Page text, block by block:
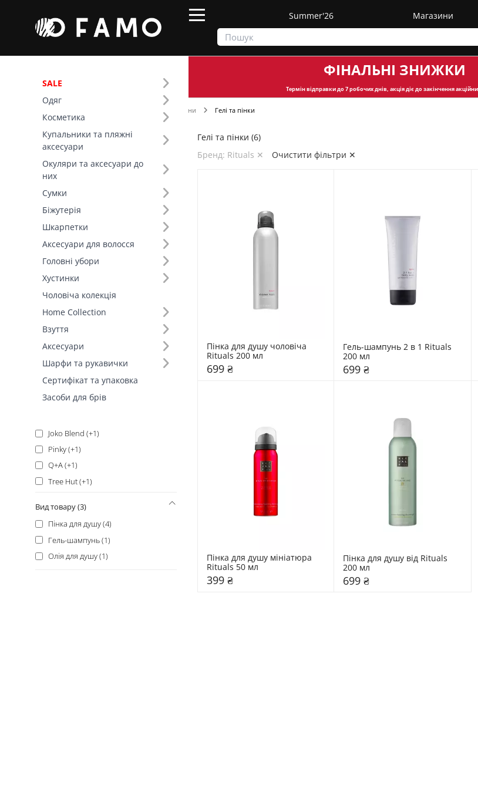
Summer'26 Магазини
SALE
Одяг
Косметика
Купальники та пляжні
аксесуари
Окуляри та аксесуари до
них
Сумки
Біжутерія
Шкарпетки
Аксесуари для волосся
Головні убори
Хустинки
Чоловіча колекція
Home Collection
Взуття
Аксесуари
Шарфи та рукавички
Сертифікат та упаковка
Засоби для брів
ФІНАЛЬНІ ЗНИЖКИ
Термін відправкидо 7 робочих днів, акція діє до закінчення
Для душу та ванни Гелі та пінки
Фільтр
Ціна
Розмір (1)
200 мл (2)
Бренд (14)
Rituals (6)
TINK (+2)
Acnemy (+1)
Bath & Body Works (+1)
Cottage (+1)
ELEMIS (+1)
Joko Blend (+1)
Pinky (+1)
Q+A (+1)
Tree Hut (+1)
Вид товару (3)
Пінка для душу (4)
Гель-шампунь (1)
Олія для душу (1)
Гелі та пінки (6)
Бренд: Rituals ✕
Очистити фільтри ✕
Пінка для душу чоловіча
Rituals 200 мл
699 ₴
Гель-шампунь 2 в 1 Rituals
200 мл
699 ₴
Пінка для душу мініатюра
Rituals 50 мл
399 ₴
Пінка для душу від Rituals
200 мл
699 ₴